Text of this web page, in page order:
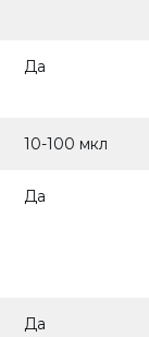
Да
10-100 мкл
Да
Да